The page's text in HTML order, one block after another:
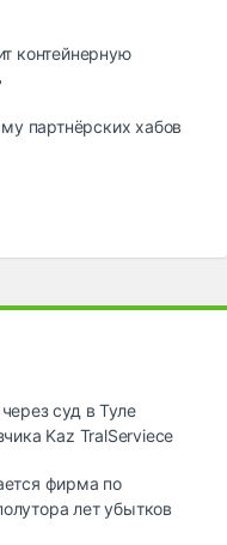
контейнерную
партнёрских хабов
суд в Туле
Kaz TralServiece
фирма по
лет убытков